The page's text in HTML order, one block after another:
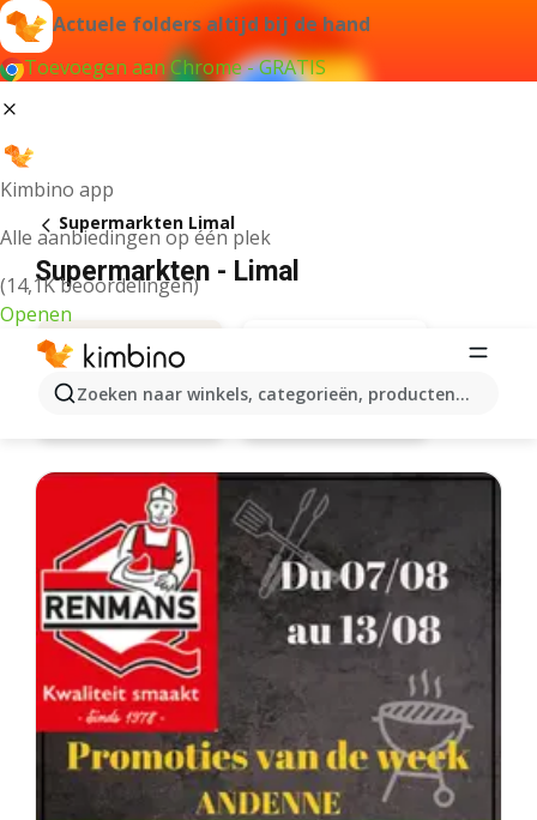
Actuele folders altijd bij de hand
Toevoegen aan Chrome - GRATIS
Kimbino app
Alle aanbiedingen op één plek
(14,1K beoordelingen)
Openen
Zoeken naar winkels, categorieën, producten...
Supermarkten Limal
Supermarkten - Limal